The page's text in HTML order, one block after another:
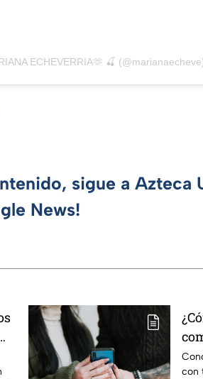
ECHEVERRIA🫶 🍒
sigue a Azteca
News!
con